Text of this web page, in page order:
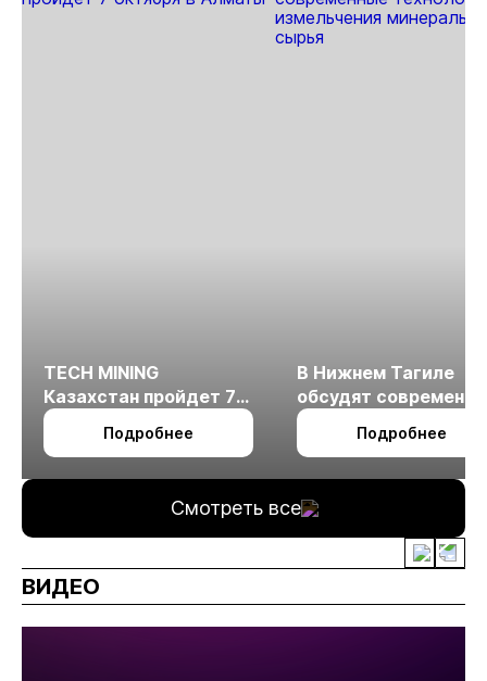
TECH MINING
Казахстан пройдет 7
октября в Алматы
Подробнее
В Нижнем Тагиле
обсудят
технологии
измельчения
Подробнее
Смотреть все
ВИДЕО